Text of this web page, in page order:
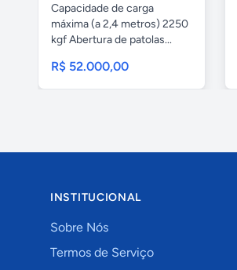
Capacidade de carga
máxima (a 2,4 metros) 2250
kgf Abertura de patolas...
R$ 52.000,00
INSTITUCIONAL
Sobre Nós
Termos de Serviço